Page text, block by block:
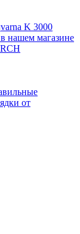
K 3000
нашем магазине
от